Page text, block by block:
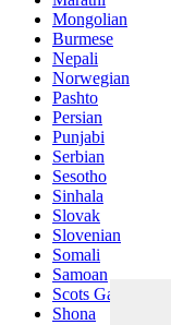
Mongolian
Burmese
Nepali
Norwegian
Pashto
Persian
Punjabi
Serbian
Sesotho
Sinhala
Slovak
Slovenian
Somali
Samoan
Scots Gaelic
Shona